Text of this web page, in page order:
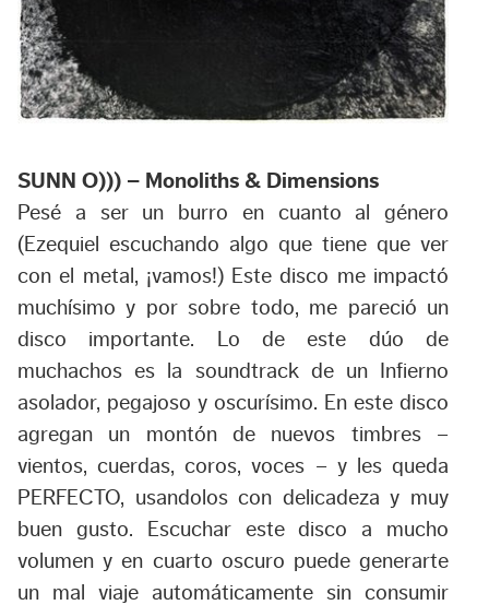
SUNN O))) – Monoliths & Dimensions
Pesé a ser un burro en cuanto al género
(Ezequiel escuchando algo que tiene que ver
con el metal, ¡vamos!) Este disco me impactó
muchísimo y por sobre todo, me pareció un
disco importante. Lo de este dúo de
muchachos es la soundtrack de un Infierno
asolador, pegajoso y oscurísimo. En este disco
agregan un montón de nuevos timbres –
vientos, cuerdas, coros, voces – y les queda
PERFECTO, usandolos con delicadeza y muy
buen gusto. Escuchar este disco a mucho
volumen y en cuarto oscuro puede generarte
un mal viaje automáticamente sin consumir